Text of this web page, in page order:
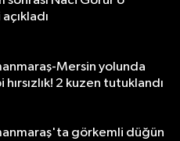
Mersin yolunda
2 kuzen tutuklandı
görkemli düğün